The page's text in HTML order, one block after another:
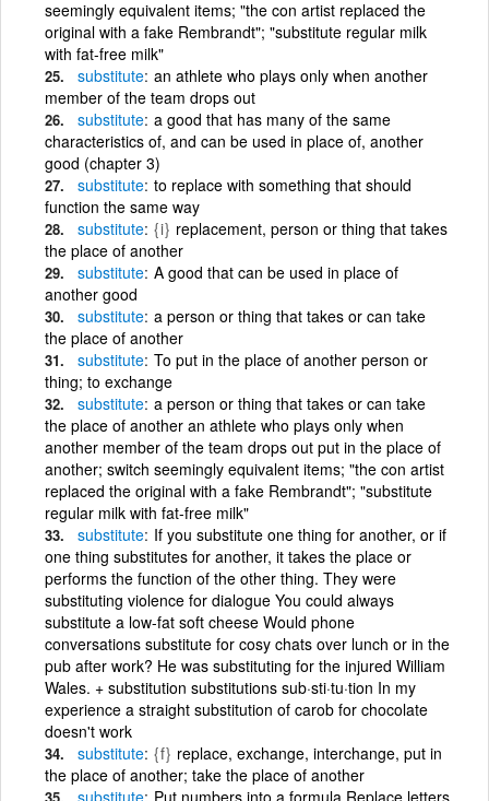
seemingly equivalent items; "the con artist replaced the
original with a fake Rembrandt"; "substitute regular milk
with fat-free milk"
substitute an athlete who plays only when another
member of the team drops out
substitute a good that has many of the same
characteristics of, and can be used in place of, another
good (chapter 3)
substitute to replace with something that should
function the same way
substitute {i} replacement, person or thing that takes
the place of another
substitute A good that can be used in place of
another good
substitute a person or thing that takes or can take
the place of another
substitute To put in the place of another person or
thing; to exchange
substitute a person or thing that takes or can take
the place of another an athlete who plays only when
another member of the team drops out put in the place of
another; switch seemingly equivalent items; "the con artist
replaced the original with a fake Rembrandt"; "substitute
regular milk with fat-free milk"
substitute If you substitute one thing for another, or if
one thing substitutes for another, it takes the place or
performs the function of the other thing. They were
substituting violence for dialogue You could always
substitute a low-fat soft cheese Would phone
conversations substitute for cosy chats over lunch or in the
pub after work? He was substituting for the injured William
Wales. + substitution substitutions sub·sti·tu·tion In my
experience a straight substitution of carob for chocolate
doesn't work
substitute {f} replace, exchange, interchange, put in
the place of another; take the place of another
substitute Put numbers into a formula Replace letters